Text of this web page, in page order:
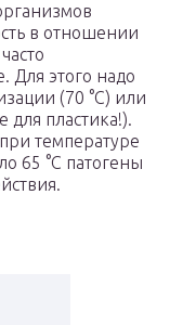
в отношении
Для этого надо
(70 °C) или
для пластика!).
температуре
65 °C патогены